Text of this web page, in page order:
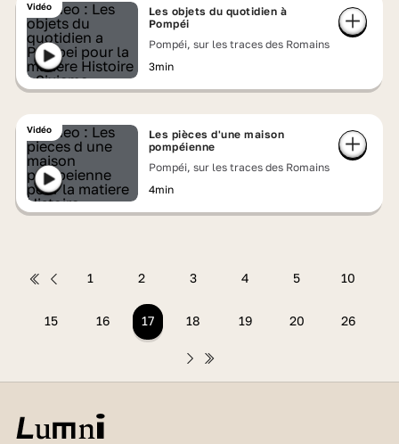
Vidéo
Les objets du quotidien à
Pompéi
Pompéi, sur les traces des Romains
3min
Vidéo
Les pièces d'une maison
pompéienne
Pompéi, sur les traces des Romains
4min
1 2 3 4 5 10
15 16 17 18 19 20 26